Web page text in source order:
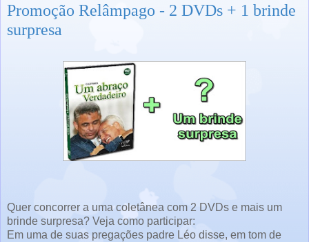
Promoção Relâmpago - 2 DVDs + 1 brinde
surpresa
Quer concorrer a uma coletânea com 2 DVDs e mais um
brinde surpresa? Veja como participar:
Em uma de suas pregações padre Léo disse, em tom de